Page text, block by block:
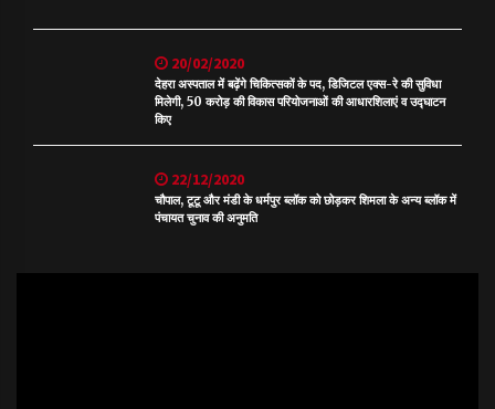
20/02/2020
देहरा अस्पताल में बढ़ेंगे चिकित्सकों के पद, डिजिटल एक्स-रे की सुविधा
मिलेगी, 50 करोड़ की विकास परियोजनाओं की आधारशिलाएं व उद्घाटन
किए
22/12/2020
चौपाल, टूटू और मंडी के धर्मपुर ब्लॉक को छोड़कर शिमला के अन्य ब्लॉक में
पंचायत चुनाव की अनुमति